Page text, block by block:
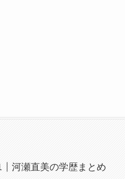
河瀬直美の学歴まとめ